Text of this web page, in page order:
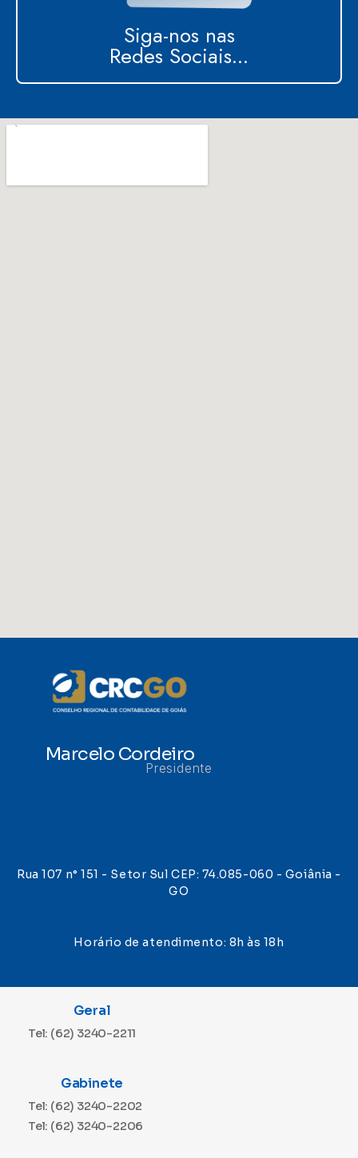
Siga-nos nas
Redes Sociais...
Marcelo Cordeiro
Presidente
Rua 107 n° 151 - Setor Sul CEP: 74.085-060 - Goiânia -
GO
Horário de atendimento: 8h às 18h
Geral
Tel: (62) 3240-2211
Gabinete
Tel: (62) 3240-2202
Tel: (62) 3240-2206